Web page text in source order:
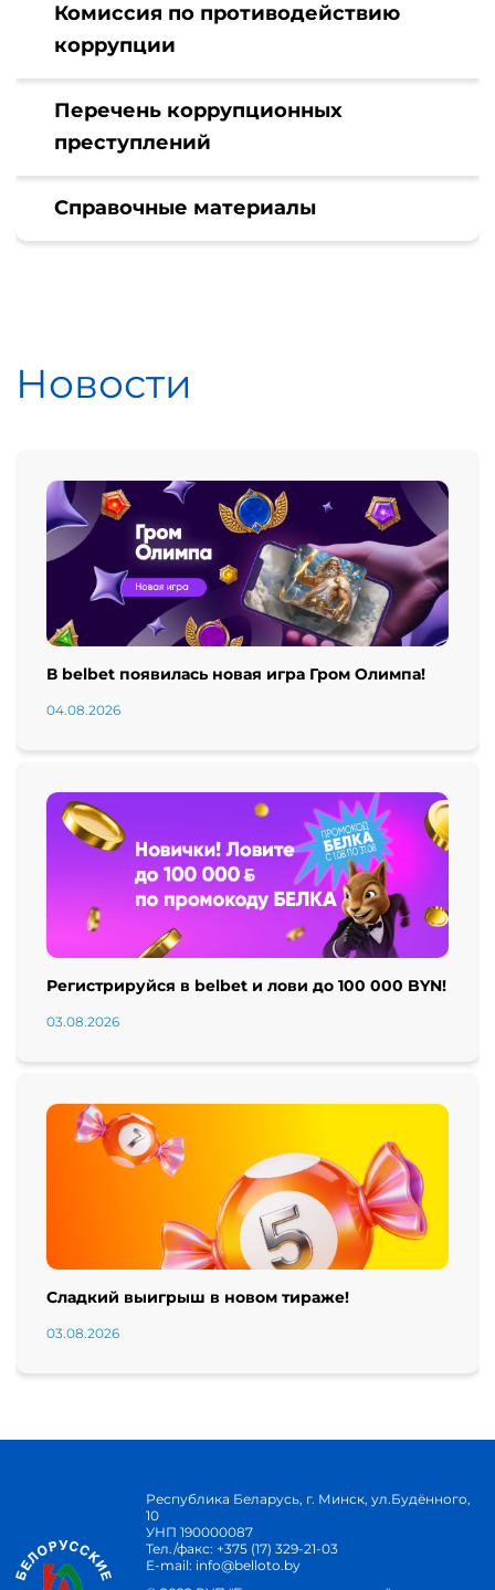
Комиссия по противодействию
коррупции
Перечень коррупционных
преступлений
Справочные материалы
Новости
В belbet появилась новая игра Гром Олимпа!
04.08.2026
Регистрируйся в belbet и лови до 100 000 BYN!
03.08.2026
Сладкий выигрыш в новом тираже!
03.08.2026
Республика Беларусь, г. Минск, ул.Будённого,
10
УНП 190000087
Тел./факс: +375 (17) 329-21-03
E-mail: info@belloto.by